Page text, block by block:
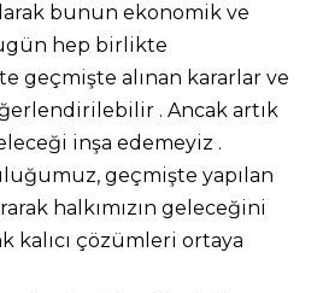
bunun ekonomik ve
hep birlikte
geçmişte alınan kararlar ve
. Ancak artık
inşa edemeyiz .
geçmişte yapılan
halkımızın geleceğini
kalıcı çözümleri ortaya